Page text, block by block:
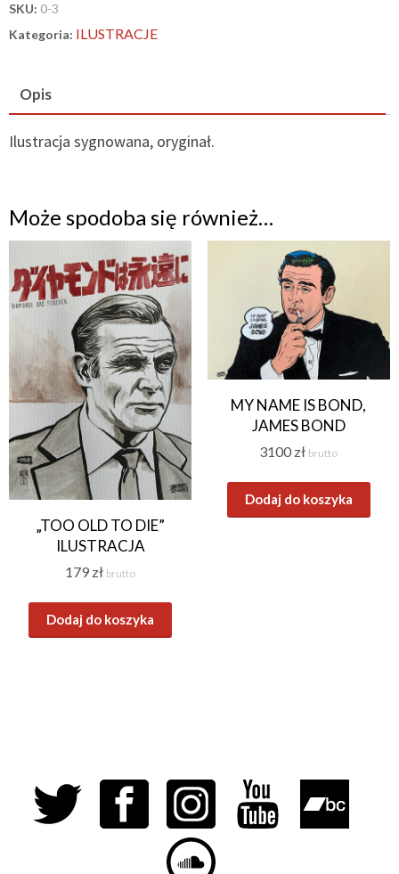
To
Die”
ORYGINAŁ
SKU: 0-3
Kategoria: ILUSTRACJE
Opis
Ilustracja sygnowana, oryginał.
Może spodoba się również…
„TOO OLD TO DIE”
ILUSTRACJA
179 zł brutto
Dodaj do koszyka
MY NAME IS BOND,
JAMES BOND
3100 zł brutto
Dodaj do koszyka